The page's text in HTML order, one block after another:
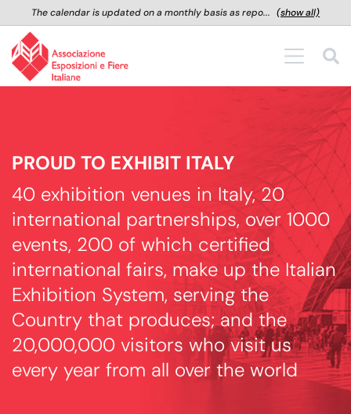
The calendar is updated on a monthly basis as repo... (show all)
PROUD TO EXHIBIT ITALY
40 exhibition venues in Italy, 20
international partnerships, over 1000
events, 200 of which certified
international fairs, make up the Italian
Exhibition System, serving the
Country that produces; and the
20,000,000 visitors who visit us
every year from all over the world